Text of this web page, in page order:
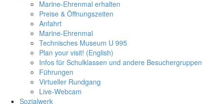
Marine-Ehrenmal erhalten
Preise & Öffnungszeiten
Anfahrt
Marine-Ehrenmal
Technisches Museum U 995
Plan your visit! (English)
Infos für Schulklassen und andere Besuchergruppen
Führungen
Virtueller Rundgang
Live-Webcam
Sozialwerk